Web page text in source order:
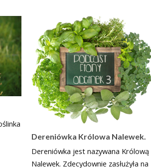
Dereniówka Królowa Nalewek.
Dereniówka jest nazywana Królową
Nalewek. Zdecydownie zasłużyła na